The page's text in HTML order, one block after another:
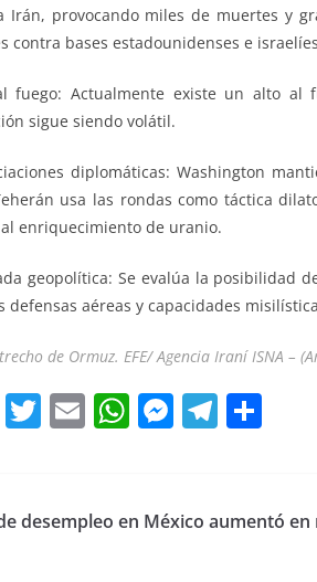
Irán, provocando miles de muertes y
contra bases estadounidenses e
fuego: Actualmente existe un alto al
sigue siendo volátil.
diplomáticas: Washington
usa las rondas como táctica
enriquecimiento de uranio.
geopolítica: Se evalúa la posibilidad
defensas aéreas y capacidades
de Ormuz. EFE/ Agencia Iraní ISNA –
F T
er
E
l
W
s
M
e
T
gr p
desempleo en México aumentó en